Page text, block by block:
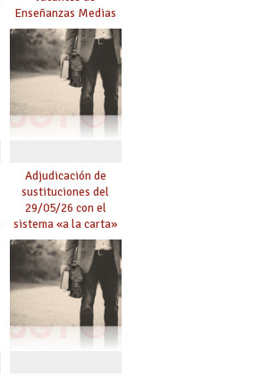
Enseñanzas Medias
para el curso 26-27
Adjudicación de
sustituciones del
29/05/26 con el
sistema «a la carta»
conseguido con el
Acuerdo de Mejoras